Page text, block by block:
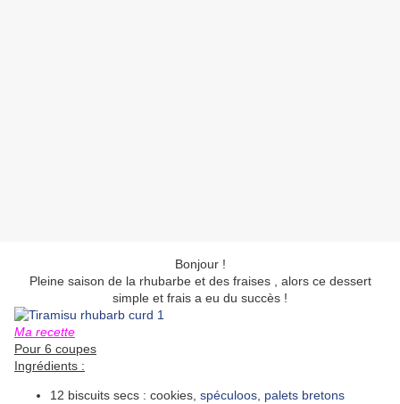
Bonjour !
Pleine saison de la rhubarbe et des fraises , alors ce dessert
simple et frais a eu du succès !
Ma recette
Pour 6 coupes
Ingrédients :
12 biscuits secs : cookies, spéculoos palets bretons